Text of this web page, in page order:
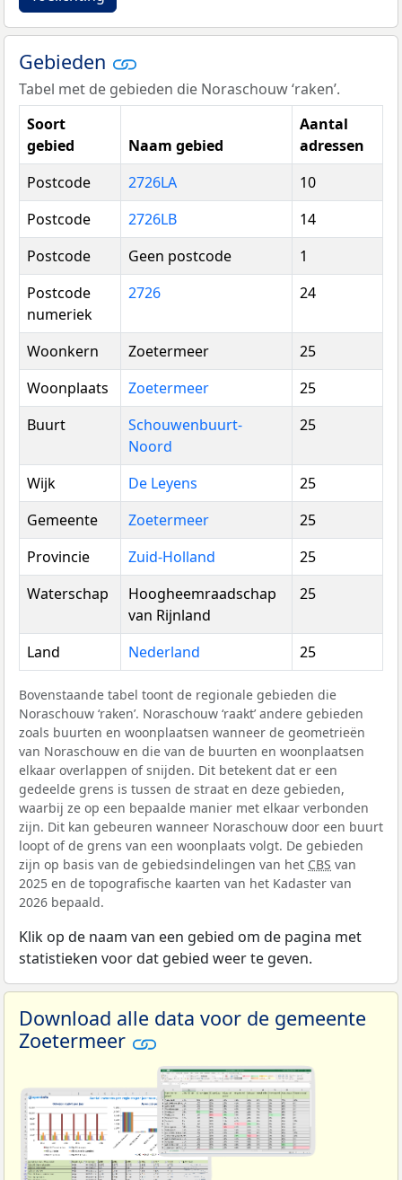
Gebieden
Tabel met de gebieden die Noraschouw ‘raken’.
Soort
gebied
Naam gebied
Aantal
adressen
Postcode
2726LA
10
Postcode
2726LB
14
Postcode
Geen postcode
1
Postcode
numeriek
2726 24
Woonkern Zoetermeer
25
Woonplaats
Zoetermeer
25
Buurt
Schouwenbuurt-
Noord
25
Wijk De Leyens
25
Gemeente
Zoetermeer
25
Provincie
Zuid-Holland
25
Waterschap
Hoogheemraadschap
van Rijnland
25
Land Nederland 25
Bovenstaande tabel toont de regionale gebieden die
Noraschouw ‘raken’. Noraschouw ‘raakt’ andere gebieden
zoals buurten en woonplaatsen wanneer de geometrieën
van Noraschouw en die van de buurten en woonplaatsen
elkaar overlappen of snijden. Dit betekent dat er een
gedeelde grens is tussen de straat en deze gebieden,
waarbij ze op een bepaalde manier met elkaar verbonden
zijn. Dit kan gebeuren wanneer Noraschouw door een buurt
loopt of de grens van een woonplaats volgt. De gebieden
zijn op basis van de gebiedsindelingen van het CBS van
2025 en de topografische kaarten van het Kadaster van
2026 bepaald.
Klik op de naam van een gebied om de pagina met
statistieken voor dat gebied weer te geven.
Download alle data voor de gemeente
Zoetermeer